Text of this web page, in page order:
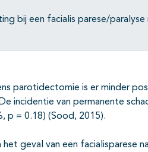
bij een facialis parese/
parotidectomie is er minder
incidentie van permanente
p = 0.18) (Sood, 2015).
geval van een facialisparese